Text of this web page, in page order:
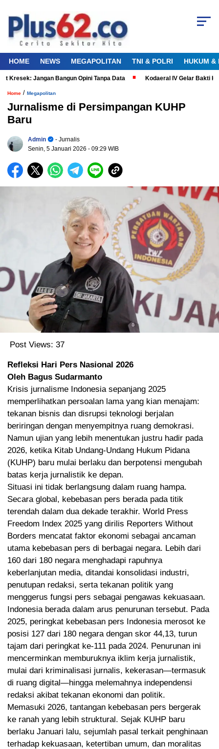
HOME NEWS MEGAPOLITAN TNI & POLRI HUKUM &
Jangan Bangun Opini Tanpa Data Kodaeral IV Gelar Bakti
Home / Megapolitan
Jurnalisme di Persimpangan KUHP
Baru
Admin
- Jurnalis
Senin, 5 Januari 2026 - 09:29 WIB
Post Views: 37
Refleksi Hari Pers Nasional 2026
Oleh Bagus Sudarmanto
Krisis jurnalisme Indonesia sepanjang 2025
memperlihatkan persoalan lama yang kian menajam:
tekanan bisnis dan disrupsi teknologi berjalan
beriringan dengan menyempitnya ruang demokrasi.
Namun ujian yang lebih menentukan justru hadir pada
2026, ketika Kitab Undang-Undang Hukum Pidana
(KUHP) baru mulai berlaku dan berpotensi mengubah
batas kerja jurnalistik ke depan.
Situasi ini tidak berlangsung dalam ruang hampa.
Secara global, kebebasan pers berada pada titik
terendah dalam dua dekade terakhir. World Press
Freedom Index 2025 yang dirilis Reporters Without
Borders mencatat faktor ekonomi sebagai ancaman
utama kebebasan pers di berbagai negara. Lebih dari
160 dari 180 negara menghadapi rapuhnya
keberlanjutan media, ditandai konsolidasi industri,
penutupan redaksi, serta tekanan politik yang
menggerus fungsi pers sebagai pengawas kekuasaan.
Indonesia berada dalam arus penurunan tersebut. Pada
2025, peringkat kebebasan pers Indonesia merosot ke
posisi 127 dari 180 negara dengan skor 44,13, turun
tajam dari peringkat ke-111 pada 2024. Penurunan ini
mencerminkan memburuknya iklim kerja jurnalistik,
mulai dari kriminalisasi jurnalis, kekerasan—termasuk
di ruang digital—hingga melemahnya independensi
redaksi akibat tekanan ekonomi dan politik.
Memasuki 2026, tantangan kebebasan pers bergerak
ke ranah yang lebih struktural. Sejak KUHP baru
berlaku Januari lalu, sejumlah pasal terkait penghinaan
terhadap kekuasaan, ketertiban umum, dan moralitas